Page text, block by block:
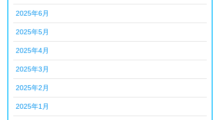
2025年6月
2025年5月
2025年4月
2025年3月
2025年2月
2025年1月